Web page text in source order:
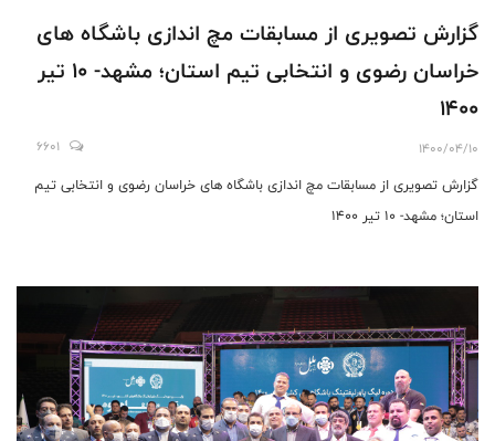
گزارش تصویری از مسابقات مچ اندازی باشگاه های
خراسان رضوی و انتخابی تیم استان؛ مشهد- ۱۰ تیر
۱۴۰۰
1400/04/10
6601
گزارش تصویری از مسابقات مچ اندازی باشگاه های خراسان رضوی و انتخابی تیم
استان؛ مشهد- ۱۰ تیر ۱۴۰۰